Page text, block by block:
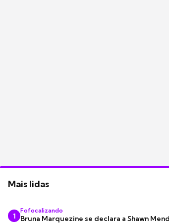
Mais lidas
1
Fofocalizando
Bruna Marquezine se declara a Shawn